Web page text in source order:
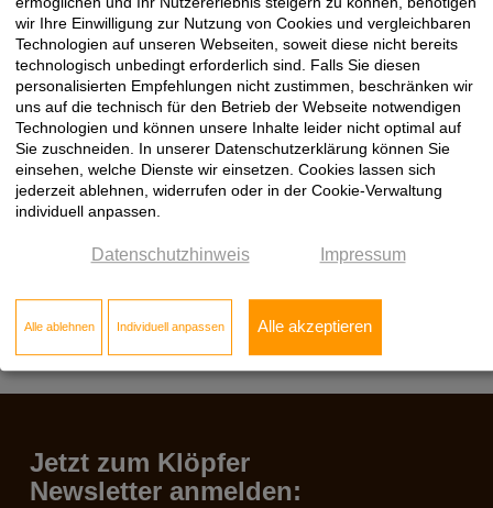
Typ Stärke
M12 14,00
Jetzt zum Klöpfer
Newsletter anmelden:
wir Ihre Einwilligung zur Nutzung von Cookies und vergleichbaren
Technologien auf unseren Webseiten, soweit diese nicht bereits
technologisch unbedingt erforderlich sind. Falls Sie diesen
personalisierten Empfehlungen nicht zustimmen, beschränken wir
uns auf die technisch für den Betrieb der Webseite notwendigen
Technologien und können unsere Inhalte leider nicht optimal auf
Sie zuschneiden. In unserer Datenschutzerklärung können Sie
einsehen, welche Dienste wir einsetzen. Cookies lassen sich
jederzeit ablehnen, widerrufen oder in der Cookie-Verwaltung
individuell anpassen.
Datenschutzhinweis Impressum
Alle ablehnen Individuell anpassen Alle akzeptieren